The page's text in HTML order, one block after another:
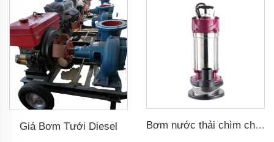
Giá Bơm Tưới Diesel Bơm nước thải chìm cho nước bẩn